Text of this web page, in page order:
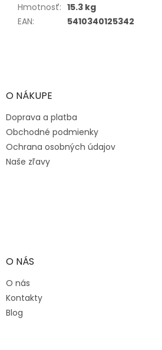
Hmotnosť: 15.3 kg
EAN: 5410340125342
ä
e
O NÁKUPE
Doprava a platba
Obchodné podmienky
Ochrana osobných údajov
Naše zľavy
O NÁS
O nás
Kontakty
Blog